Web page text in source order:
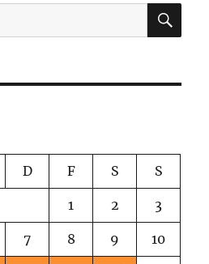
D F S S
1 2 3
7 8 9 10